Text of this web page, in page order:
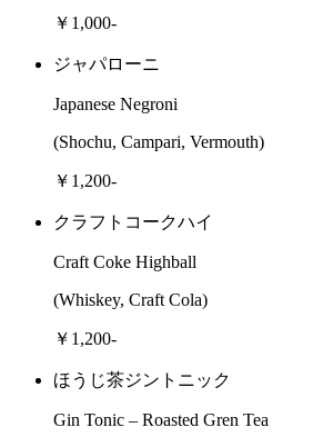
￥1,000-
ジャパローニ
Japanese Negroni
(Shochu, Campari, Vermouth)
￥1,200-
クラフトコークハイ
Craft Coke Highball
(Whiskey, Craft Cola)
￥1,200-
ほうじ茶ジントニック
Gin Tonic – Roasted Gren Tea